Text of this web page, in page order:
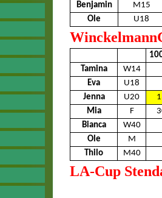
Benjamin
M15
Ole
U18
Tamina
W14
Eva
U18
Jenna
U20
Mia
F
Bianca
W40
Ole
M
Thilo
M40
LA-Cup